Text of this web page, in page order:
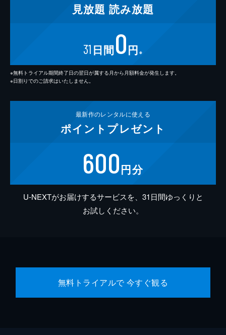
見放題 読み放題
31 日間0円 ※
※無料トライアル期間終了日の翌日が属する月から月額料金が発生します。
※日割りでのご請求はいたしません。
最新作のレンタルに使える
ポイント プレゼント
600円分
U-NEXTがお届けするサービスを、31日間ゆっくりと
お試しください。
無料トライアルで 今すぐ観る